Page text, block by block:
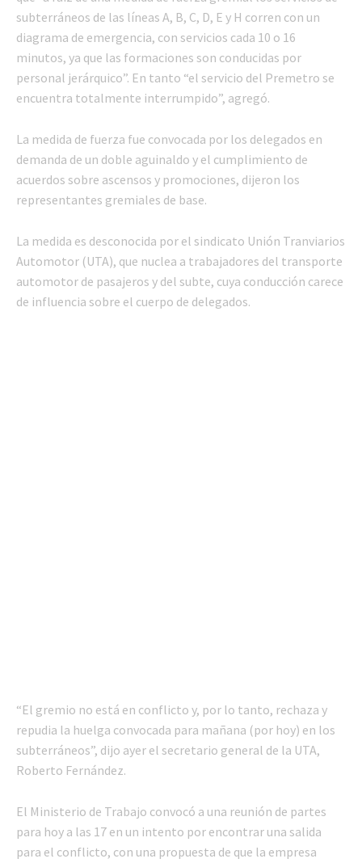
subterráneos de las líneas A, B, C, D, E y H corren con un
diagrama de emergencia, con servicios cada 10 o 16
minutos, ya que las formaciones son conducidas por
personal jerárquico”. En tanto “el servicio del Premetro se
encuentra totalmente interrumpido”, agregó.
La medida de fuerza fue convocada por los delegados en
demanda de un doble aguinaldo y el cumplimiento de
acuerdos sobre ascensos y promociones, dijeron los
representantes gremiales de base.
La medida es desconocida por el sindicato Unión Tranviarios
Automotor (UTA), que nuclea a trabajadores del transporte
automotor de pasajeros y del subte, cuya conducción carece
de influencia sobre el cuerpo de delegados.
“El gremio no está en conflicto y, por lo tanto, rechaza y
repudia la huelga convocada para mañana (por hoy) en los
subterráneos”, dijo ayer el secretario general de la UTA,
Roberto Fernández.
El Ministerio de Trabajo convocó a una reunión de partes
para hoy a las 17 en un intento por encontrar una salida
para el conflicto, con una propuesta de que la empresa